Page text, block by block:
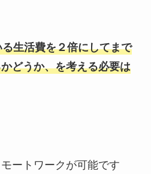
生活費を２倍にしてまで
どうか、を考える必要は
ートワークが可能です